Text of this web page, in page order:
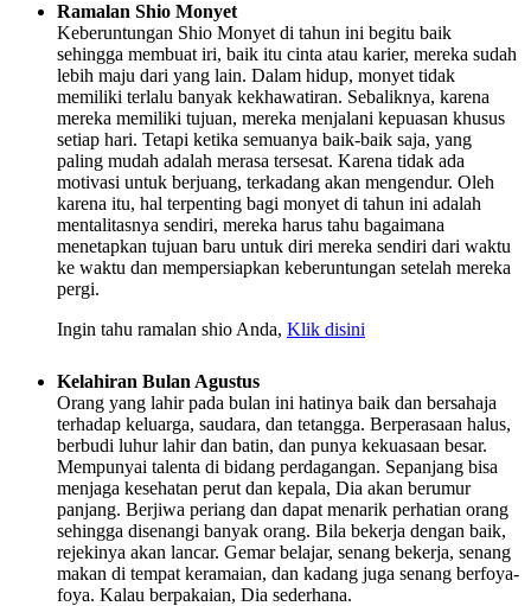
Ramalan Shio Monyet
Keberuntungan Shio Monyet di tahun ini begitu baik
sehingga membuat iri, baik itu cinta atau karier, mereka sudah
lebih maju dari yang lain. Dalam hidup, monyet tidak
memiliki terlalu banyak kekhawatiran. Sebaliknya, karena
mereka memiliki tujuan, mereka menjalani kepuasan khusus
setiap hari. Tetapi ketika semuanya baik-baik saja, yang
paling mudah adalah merasa tersesat. Karena tidak ada
motivasi untuk berjuang, terkadang akan mengendur. Oleh
karena itu, hal terpenting bagi monyet di tahun ini adalah
mentalitasnya sendiri, mereka harus tahu bagaimana
menetapkan tujuan baru untuk diri mereka sendiri dari waktu
ke waktu dan mempersiapkan keberuntungan setelah mereka
pergi.
Ingin tahu ramalan shio Anda, Klik disini
Kelahiran Bulan Agustus
Orang yang lahir pada bulan ini hatinya baik dan bersahaja
terhadap keluarga, saudara, dan tetangga. Berperasaan halus,
berbudi luhur lahir dan batin, dan punya kekuasaan besar.
Mempunyai talenta di bidang perdagangan. Sepanjang bisa
menjaga kesehatan perut dan kepala, Dia akan berumur
panjang. Berjiwa periang dan dapat menarik perhatian orang
sehingga disenangi banyak orang. Bila bekerja dengan baik,
rejekinya akan lancar. Gemar belajar, senang bekerja, senang
makan di tempat keramaian, dan kadang juga senang berfoya-
foya. Kalau berpakaian, Dia sederhana.